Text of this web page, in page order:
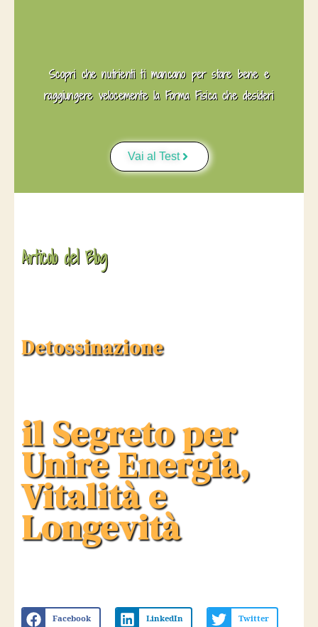
Scopri che nutrienti ti mancano per stare bene e
raggiungere velocemente la Forma Fisica che desideri
Vai al Test
Articolo del Blog
Detossinazione
il Segreto per
Unire Energia,
Vitalità e
Longevità
Facebook LinkedIn Twitter